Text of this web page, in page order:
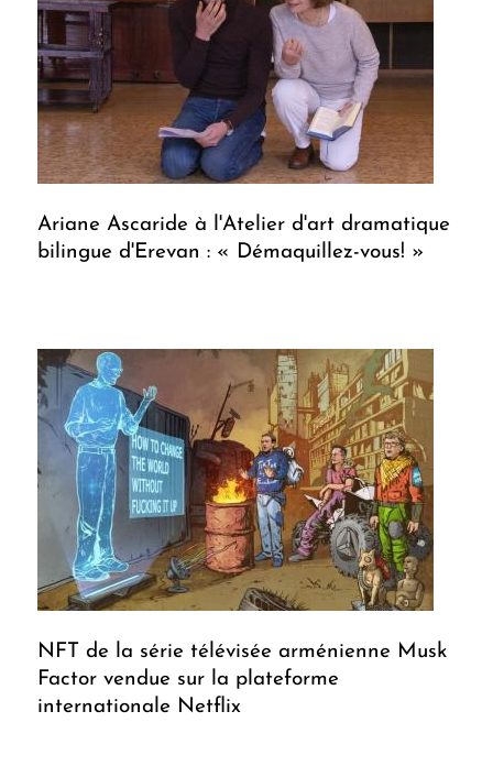
Ariane Ascaride à l'Atelier d'art dramatique
bilingue d'Erevan : « Démaquillez-vous! »
NFT de la série télévisée arménienne Musk
Factor vendue sur la plateforme
internationale Netflix